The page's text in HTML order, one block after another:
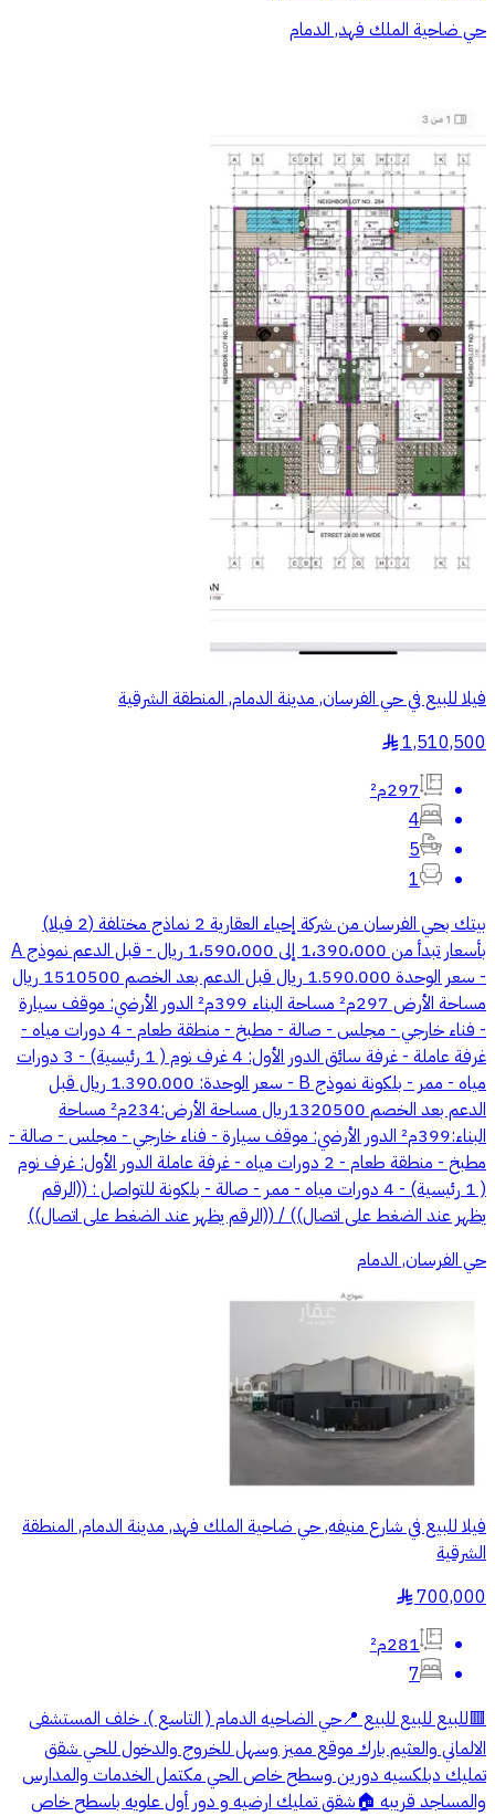
حي ضاحية الملك فهد, الدمام
فيلا للبيع في حي الفرسان, مدينة الدمام, المنطقة الشرقية
1,510,500
§
297م²
4
5
1
بيتك بحي الفرسان من شركة إحياء العقارية 2 نماذج مختلفة (2 فيلا)
بأسعار تبدأ من 1،390،000 إلى 1،590،000 ريال - قبل الدعم نموذج A
- سعر الوحدة 1.590.000 ريال قبل الدعم بعد الخصم 1510500 ريال
مساحة الأرض 297م² مساحة البناء 399م² الدور الأرضي: موقف سيارة
- فناء خارجي - مجلس - صالة - مطبخ - منطقة طعام - 4 دورات مياه -
غرفة عاملة - غرفة سائق الدور الأول: 4 غرف نوم ( 1 رئيسية) - 3 دورات
مياه - ممر - بلكونة نموذج B - سعر الوحدة: 1.390.000 ريال قبل
الدعم بعد الخصم 1320500ريال مساحة الأرض:234م² مساحة
البناء:399م² الدور الأرضي: موقف سيارة - فناء خارجي - مجلس - صالة -
مطبخ - منطقة طعام - 2 دورات مياه - غرفة عاملة الدور الأول: غرف نوم
( 1 رئيسية) - 4 دورات مياه - ممر - صالة - بلكونة للتواصل : ((الرقم
يظهر عند الضغط على اتصال)) / ((الرقم يظهر عند الضغط على اتصال))
حي الفرسان, الدمام
فيلا للبيع في شارع منيفه, حي ضاحية الملك فهد, مدينة الدمام, المنطقة
الشرقية
700,000
§
281م²
7
🟥للبيع للبيع للبيع 📍حي الضاحيه الدمام ( التاسع ). خلف المستشفى
الالماني والعثيم بارك موقع مميز وسهل للخروج والدخول للحي شقق
تمليك دبلكسيه دورين وسطح خاص الحي مكتمل الخدمات والمدارس
والمساجد قريبه 🏠شقق تمليك ارضيه و دور أول علويه باسطح خاص